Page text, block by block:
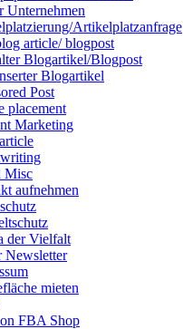
Unternehmen
Artikelplatzanfrage
article/ blogpost
Blogartikel/Blogpost
Blogartikel
Post
placement
Marketing
Misc
aufnehmen
der Vielfalt
Newsletter
mieten
FBA Shop